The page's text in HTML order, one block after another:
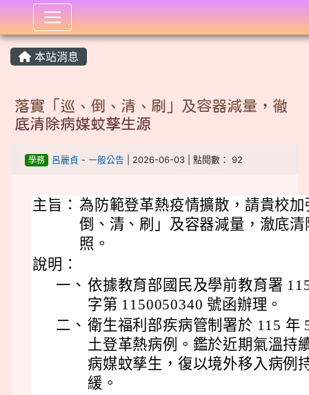
:::
本站消息
落實「巡、倒、清、刷」及容器減量，徹
底清除病媒蚊孳生源
學務 呂麗貞 - 一般公告 | 2026-06-03 | 點閱數： 92
主旨： 為防範登革熱疫情擴散，請貴校
倒、清、刷」及容器減量，澈底
照。
說明：
一、 依據教育部國民及學前教育署
字第 1150050340 號函辦理。
二、 衛生福利部疾病管制署於 115 年
土登革熱病例。鑑於近期氣溫持
病媒蚊孳生，復以境外移入病例
緩。